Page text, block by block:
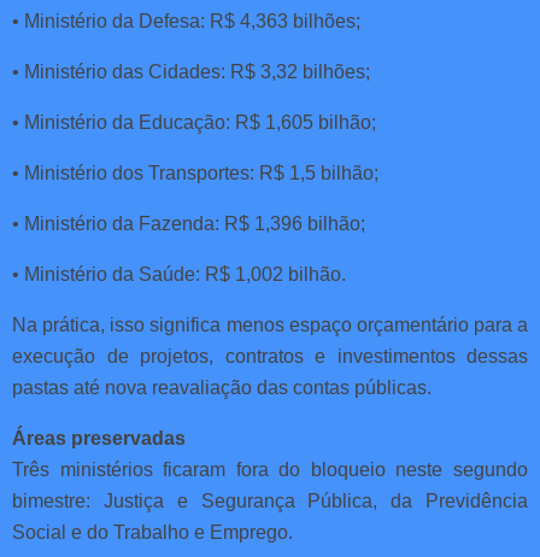
• Ministério da Defesa: R$ 4,363 bilhões;
• Ministério das Cidades: R$ 3,32 bilhões;
• Ministério da Educação: R$ 1,605 bilhão;
• Ministério dos Transportes: R$ 1,5 bilhão;
• Ministério da Fazenda: R$ 1,396 bilhão;
• Ministério da Saúde: R$ 1,002 bilhão.
Na prática, isso significa menos espaço orçamentário para a
execução de projetos, contratos e investimentos dessas
pastas até nova reavaliação das contas públicas.
Áreas preservadas
Três ministérios ficaram fora do bloqueio neste segundo
bimestre: Justiça e Segurança Pública, da Previdência
Social e do Trabalho e Emprego.